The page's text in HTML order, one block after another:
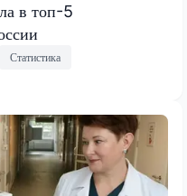
в топ-5
Статистика